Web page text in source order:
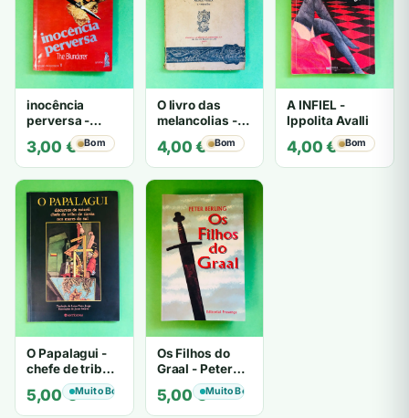
inocência
perversa -
PATRICIA
HIGHSMITH
3,00 € Bom
O livro das
melancolias -
Mantegazza
4,00€ Bom
A INFIEL -
Ippolita Avalli
4,00€ Bom
O Papalagui -
chefe de tribo
de tiavéa
5,00€Muito Bom
Os Filhos do
Graal - Peter
Berling
5,00€Muito Bom